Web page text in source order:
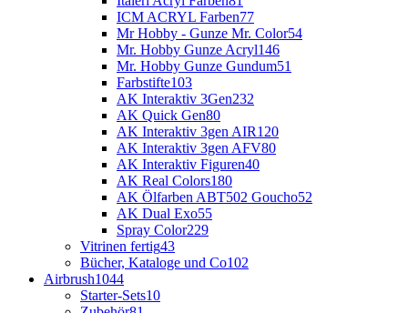
ICM ACRYL Farben77
Mr Hobby - Gunze Mr. Color54
Mr. Hobby Gunze Acryl146
Mr. Hobby Gunze Gundum51
Farbstifte103
AK Interaktiv 3Gen232
AK Quick Gen80
AK Interaktiv 3gen AIR120
AK Interaktiv 3gen AFV80
AK Interaktiv Figuren40
AK Real Colors180
AK Ölfarben ABT502 Goucho52
AK Dual Exo55
Spray Color229
Vitrinen fertig43
Bücher, Kataloge und Co102
Airbrush1044
Starter-Sets10